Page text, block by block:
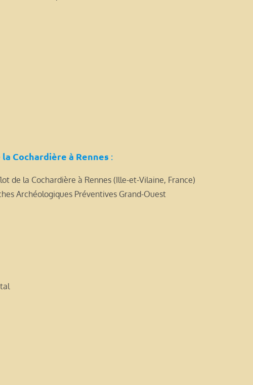
Cochardière à Rennes :
de la Cochardière à Rennes (Ille-et-Vilaine, France)
Archéologiques Préventives Grand-Ouest